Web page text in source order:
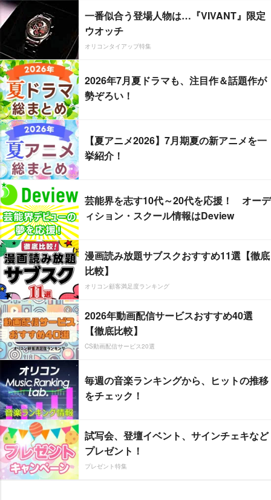
一番似合う登場人物は…『VIVANT』限定
ウオッチ
オリコンタイアップ特集
2026年7月夏ドラマも、注目作＆話題作が
勢ぞろい！
【夏アニメ2026】7月期夏の新アニメを一
挙紹介！
芸能界を志す10代～20代を応援！ オーデ
ィション・スクール情報はDeview
漫画読み放題サブスクおすすめ11選【徹底
比較】
オリコン顧客満足度ランキング
2026年動画配信サービスおすすめ40選
【徹底比較】
CS動画配信サービス20選
毎週の音楽ランキングから、ヒットの推移
をチェック！
試写会、登壇イベント、サインチェキなど
プレゼント！
プレゼント特集